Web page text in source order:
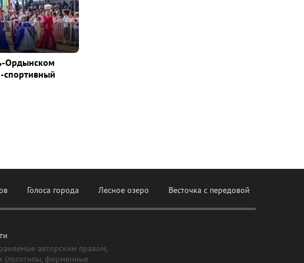
Ордынском
спортивный
Голоса города Лесное озеро Весточка с передовой
авторским правом,
(логотипы, фирменные